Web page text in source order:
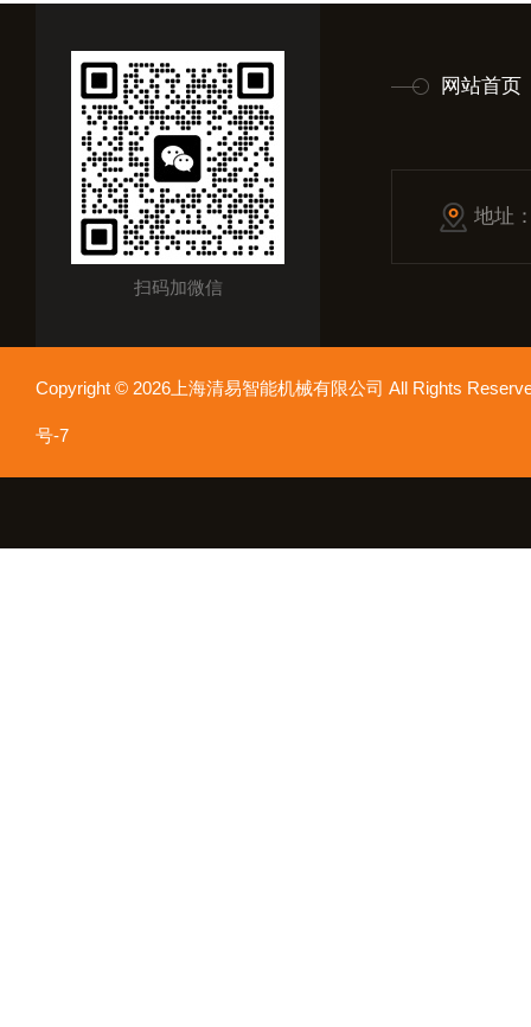
扫码加微信
网站首页
地址
Copyright © 2026上海清易智能机械有限公司 All Rights
号-7